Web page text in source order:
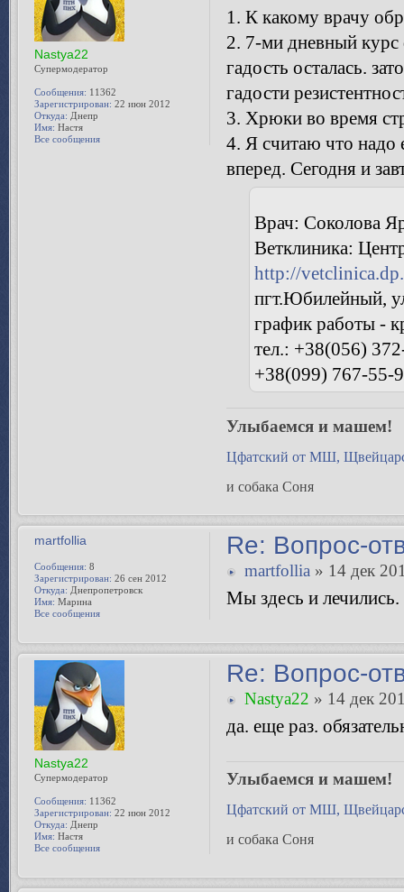
1. К какому врачу
2. 7-ми дневный
гадость осталась.
гадости
3. Хрюки во время
4. Я считаю что надо
вперед. Сегодня и
Врач: Соколова
Ветклиника:
http://
пгт.Юбилейный,
график работы -
тел.: +38(056)
+38(099) 767-55-
Улыбаемся и машем!
Цфатский от МШ,
и собака Соня
Nastya22
Супермодератор
Сообщения: 11362
Зарегистрирован: 22 июн 2012
Откуда: Днепр
Имя: Настя
Все сообщения
Re: Вопрос-
martfollia » 14 дек
Мы здесь и лечились.
martfollia
Сообщения: 8
Зарегистрирован: 26 сен 2012
Откуда: Днепропетровск
Имя: Марина
Все сообщения
Re: Вопрос-
Nastya22 » 14 дек
да. еще раз.
Улыбаемся и машем!
Цфатский от МШ,
и собака Соня
Nastya22
Супермодератор
Сообщения: 11362
Зарегистрирован: 22 июн 2012
Откуда: Днепр
Имя: Настя
Все сообщения